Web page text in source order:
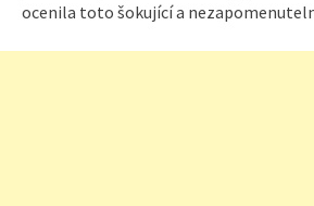
ocenila toto šokující a